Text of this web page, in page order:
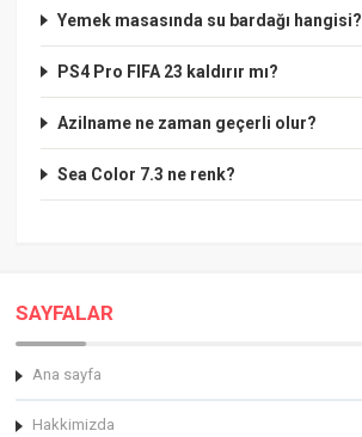
Yemek masasında su bardağı hangisi?
PS4 Pro FIFA 23 kaldırır mı?
Azilname ne zaman geçerli olur?
Sea Color 7.3 ne renk?
SAYFALAR
Ana sayfa
Hakkimizda